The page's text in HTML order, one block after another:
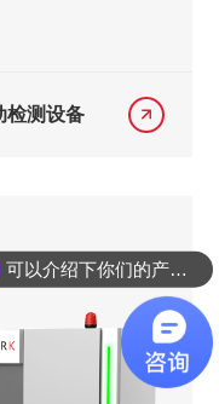
检测设备
可以介绍下你们的产品么？